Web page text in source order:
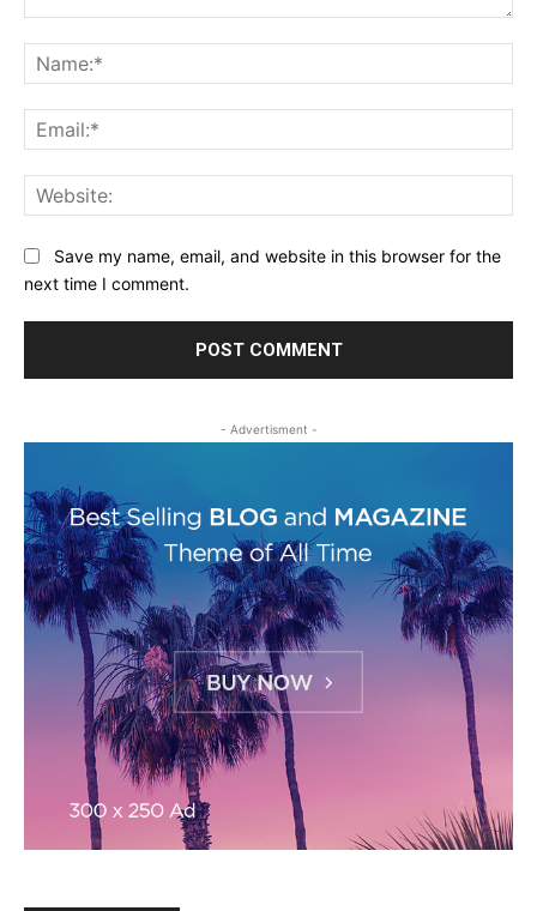
Save my name, email, and website in this browser for the
next time I comment.
- Advertisment -